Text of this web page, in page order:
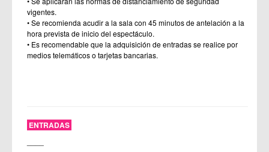
vigentes.
• Se recomienda acudir a la sala con 45 minutos de antelación a la
hora prevista de inicio del espectáculo.
• Es recomendable que la adquisición de entradas se realice por
medios telemáticos o tarjetas bancarias.
ENTRADAS